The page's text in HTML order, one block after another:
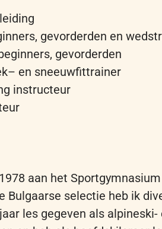
gevorderden en
gevorderden
– en sneeuwfittrainer
instructeur
aan het Sportgymnasium
Bulgaarse selectie heb ik
jaar les gegeven als